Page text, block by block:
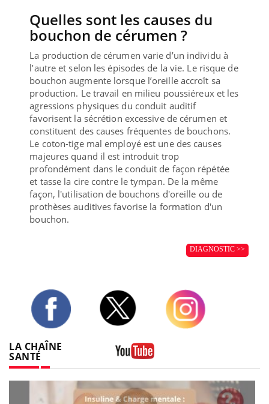
Quelles sont les causes du
bouchon de cérumen ?
La production de cérumen varie d’un individu à
l’autre et selon les épisodes de la vie. Le risque de
bouchon augmente lorsque l’oreille accroît sa
production. Le travail en milieu poussiéreux et les
agressions physiques du conduit auditif
favorisent la sécrétion excessive de cérumen et
constituent des causes fréquentes de bouchons.
Le coton-tige mal employé est une des causes
majeures quand il est introduit trop
profondément dans le conduit de façon répétée
et tasse la cire contre le tympan. De la même
façon, l'utilisation de bouchons d'oreille ou de
prothèses auditives favorise la formation d'un
bouchon.
DIAGNOSTIC >>
LA CHAÎNE
SANTÉ
Youtube